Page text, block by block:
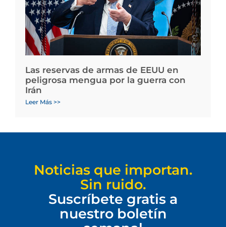
Las reservas de armas de EEUU en
peligrosa mengua por la guerra con
Irán
Leer Más >>
Noticias que importan.
Sin ruido.
Suscríbete gratis a
nuestro boletín